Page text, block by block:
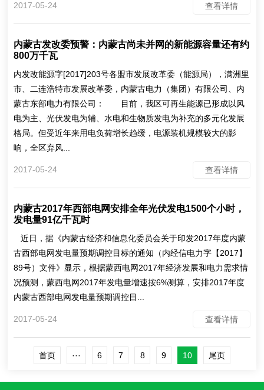
2017-05-24 查看详情
内蒙古发改委预警：内蒙古尚未并网的新能源容量还有约
800万千瓦
内发改能源字[2017]203号各盟市发展改革委（能源局），满洲里
市、二连浩特市发展改革委，内蒙古电力（集团）有限公司、内
蒙古东部电力有限公司： 目前，我区可再生能源已形成以风
电为主、光伏发电为辅、水电和生物质发电为补充的多元化发展
格局。但受近年来用电负荷增长趋缓，电源装机规模较大的影
响，全区弃风...
2017-05-24 查看详情
内蒙古2017年西部电网安排全年光伏发电1500个小时，
发电量91亿千瓦时
近日，据《内蒙古经济和信息化委员会关于印发2017年度内蒙
古西部电网发电量预期调控目标的通知（内经信电力字【2017】
89号）文件》显示，根据蒙西电网2017年经济发展和电力需求情
况预测，蒙西电网2017年发电量增速按6%测算，安排2017年度
内蒙古西部电网发电量预期调控目...
2017-05-24 查看详情
首页 ··· 6 7 8 9 10 尾页